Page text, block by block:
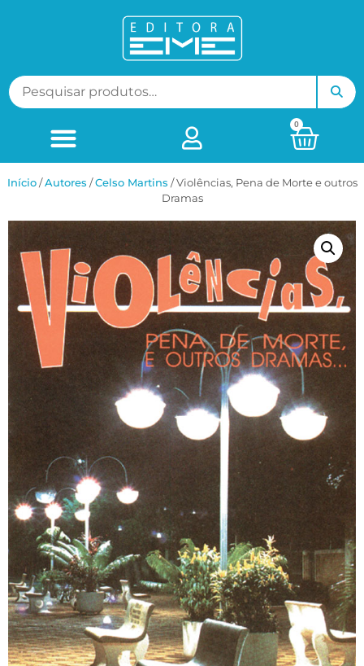
0
Início/ㅤAutores /Celso Martins / Violências, Pena de Morte e outros
Dramas